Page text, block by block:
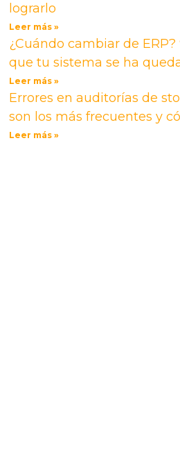
lograrlo
Leer más »
¿Cuándo cambiar de ERP?
que tu sistema se ha
Leer más »
Errores en auditorías de
son los más frecuentes y
Leer más »